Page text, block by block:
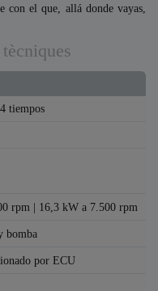
con el que, allá donde vayas,
tiempos
rpm | 16,3 kW a 7.500 rpm
bomba
por ECU